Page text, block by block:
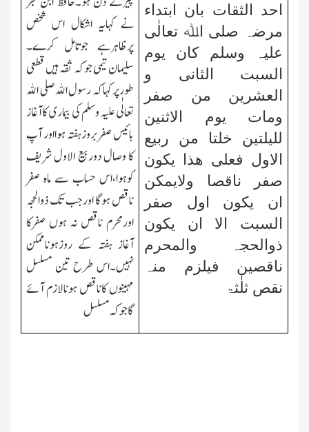
احد الثقات بان ابتداء
مرضہ صلی اﷲ تعالٰی
علیہ وسلمکان یوم
السبت الثانی و
العشرین من صفر
ومات یوم الاثنین
للیلتین خلتا من ربیع
الاول فعلی ھذا یکون
صفر ناقصا ولایمکن
ان یکون اول صفر
السبت الا ان یکون
ذوالحجہ والمحرم
ناقصین فیلزم منہ
نقص ثلٰثۃ
نے کہایہ اشکال اس شخص
پرظاہرہے جوتامل کرے۔
سلیمان تیمی جوکہ ثقہ ہیں قطعی
طورپرکہاکہ رسول اﷲ صلی اﷲ
تعالٰی علیہ وسلم کی بیماری کاآغاز
بائیس صفربروزہفتہ ہوااور آپ
کا وصال دوربیع الاول شریف
کوہوا،اس حساب سے ماہ صفر
ناقص ہوگا اورجب تك ذوالحجہ
اورمحرم ناقص نہ ہوں صفرکا
آغاز ہفتہ کے روزہوناممکن
نہیں۔اس طرح تین مسلسل
مہینوں کاناقص ہونالازم آئے
گا جوکہ مسلسل